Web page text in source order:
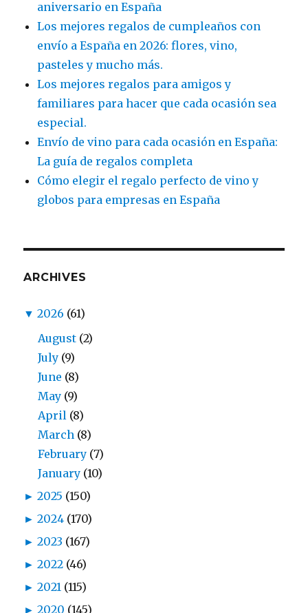
aniversario en España
Los mejores regalos de cumpleaños con
envío a España en 2026: flores, vino,
pasteles y mucho más.
Los mejores regalos para amigos y
familiares para hacer que cada ocasión sea
especial.
Envío de vino para cada ocasión en España:
La guía de regalos completa
Cómo elegir el regalo perfecto de vino y
globos para empresas en España
ARCHIVES
▼ 2026 (61)
August (2)
July (9)
June (8)
May (9)
April (8)
March (8)
February (7)
January (10)
► 2025 (150)
► 2024 (170)
► 2023 (167)
► 2022 (46)
► 2021 (115)
► 2020 (145)